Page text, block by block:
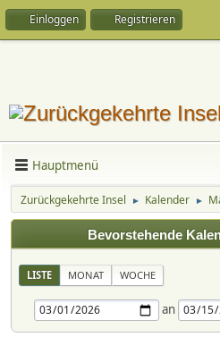
Einloggen Registrieren
Hauptmenü
Zurückgekehrte Insel ► Kalender ►
Bevorstehende
LISTE MONAT WOCHE
an